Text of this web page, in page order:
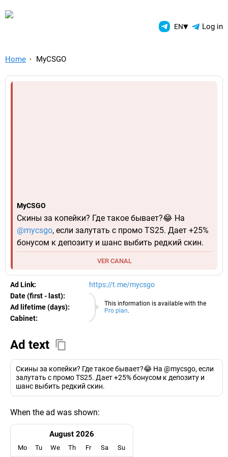
TelegramAds.com — EN▾ Log in
Home MyCSGO
MyCSGO
Скины за копейки? Где такое бывает?😂 На
@mycsgo, если залутать с промо TS25. Дает +25%
бонусом к депозиту и шанс выбить редкий скин.
VER CANAL
Ad Link: https://t.me/mycsgo
This information is available with the
Pro plan.
Date (first - last):
10.08.2026
Ad lifetime (days):
Cabinet:
EURO
Ad text
Скины за копейки? Где такое бывает?😂 На @mycsgo, если
залутать с промо TS25. Дает +25% бонусом к депозиту и
шанс выбить редкий скин.
When the ad was shown:
August 2026
Mo Tu We Th Fr Sa Su